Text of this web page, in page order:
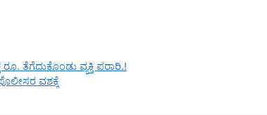
ತೆಗೆದುಕೊಂಡು ವ್ಯಕ್ತಿ ಪರಾರಿ.!
ವಶಕ್ಕೆ